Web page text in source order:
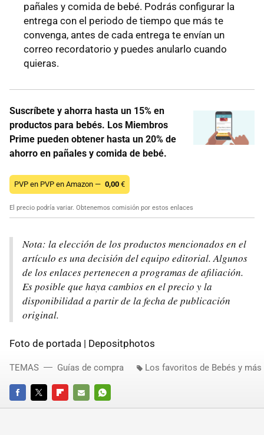
pañales y comida de bebé. Podrás configurar la
entrega con el periodo de tiempo que más te
convenga, antes de cada entrega te envían un
correo recordatorio y puedes anularlo cuando
quieras.
Suscríbete y ahorra hasta un 15% en
productos para bebés. Los Miembros
Prime pueden obtener hasta un 20% de
ahorro en pañales y comida de bebé.
PVP en PVP en Amazon — 0,00 €
El precio podría variar. Obtenemos comisión por estos enlaces
Nota: la elección de los productos mencionados en el
artículo es una decisión del equipo editorial. Algunos
de los enlaces pertenecen a programas de afiliación.
Es posible que haya cambios en el precio y la
disponibilidad a partir de la fecha de publicación
original.
Foto de portada | Depositphotos
FACEBOOKTWITTERFLIPBOARD
E-
WHATSAPP
TEMAS Guías de compra Los favoritos de Bebés y más